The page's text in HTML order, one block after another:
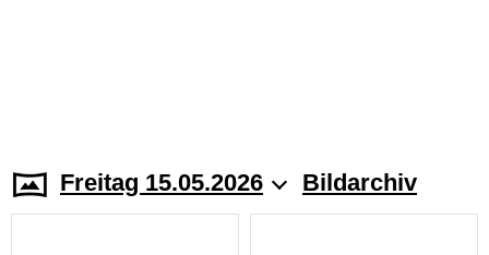
Freitag 15.05.2026 Bildarchiv